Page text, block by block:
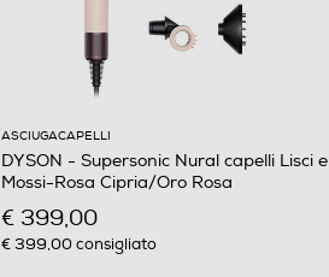
ASCIUGACAPELLI
DYSON - Supersonic Nural capelli Lisci e
Mossi-Rosa Cipria/Oro Rosa
€ 399,00
€ 399,00consigliato